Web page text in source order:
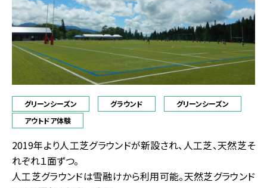
グリーンシーズン グラウンド
グリーンシーズン
アウトドア体験
2019年より人工芝グラウンドが新設され、人工芝、天然芝そ
れぞれ１面ずつ。
人工芝グラウンドは雪融けから利用可能。天然芝グラウンド